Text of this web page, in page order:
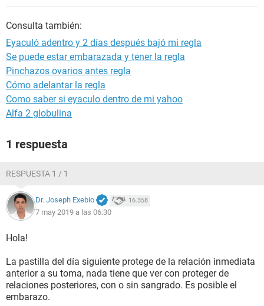
Consulta también:
Eyaculó adentro y 2 días después bajó mi regla
Se puede estar embarazada y tener la regla
Pinchazos ovarios antes regla
Cómo adelantar la regla
Como saber si eyaculo dentro de mi yahoo
Alfa 2 globulina
1 respuesta
RESPUESTA 1 / 1
Dr. Joseph Exebio 16.358
7 may 2019 a las 06:30
Hola!
La pastilla del día siguiente protege de la relación inmediata
anterior a su toma, nada tiene que ver con proteger de
relaciones posteriores, con o sin sangrado. Es posible el
embarazo.